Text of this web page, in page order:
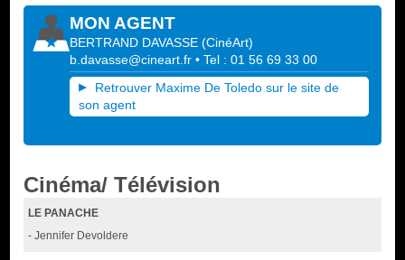
MON AGENT
BERTRAND DAVASSE (CinéArt)
b.davasse@cineart.fr • Tel : 01 56 69 33 00
Retrouver Maxime De Toledo sur le site de
son agent
Cinéma/ Télévision
LE PANACHE
- Jennifer Devoldere